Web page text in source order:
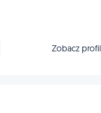
Zobacz profil